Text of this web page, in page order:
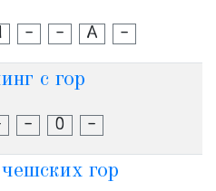
- - А -
с гор
- О -
гор